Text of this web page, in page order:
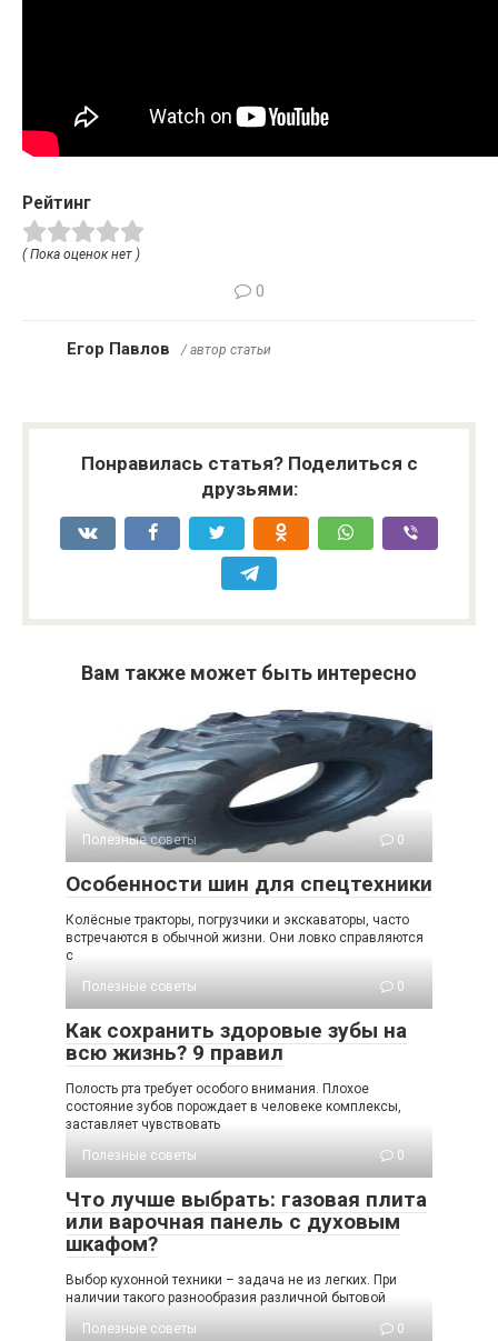
Рейтинг
( Пока оценок нет )
0
Егор Павлов / автор статьи
Понравилась статья? Поделиться с
друзьями:
Вам также может быть интересно
Полезные советы 0
Особенности шин для спецтехники
Колёсные тракторы, погрузчики и экскаваторы, часто
встречаются в обычной жизни. Они ловко справляются
с
Полезные советы
0
Как сохранить здоровые зубы на
всю жизнь? 9 правил
Полость рта требует особого внимания. Плохое
состояние зубов порождает в человеке комплексы,
заставляет чувствовать
Полезные советы
0
Что лучше выбрать: газовая плита
или варочная панель с духовым
шкафом?
Выбор кухонной техники – задача не из легких. При
наличии такого разнообразия различной бытовой
Полезные советы
0